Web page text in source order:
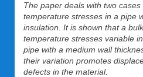
The paper deals with two
temperature stresses in a pipe
insulation. It is shown that a
temperature stresses variable
pipe with a medium wall
their variation promotes
defects in the material.